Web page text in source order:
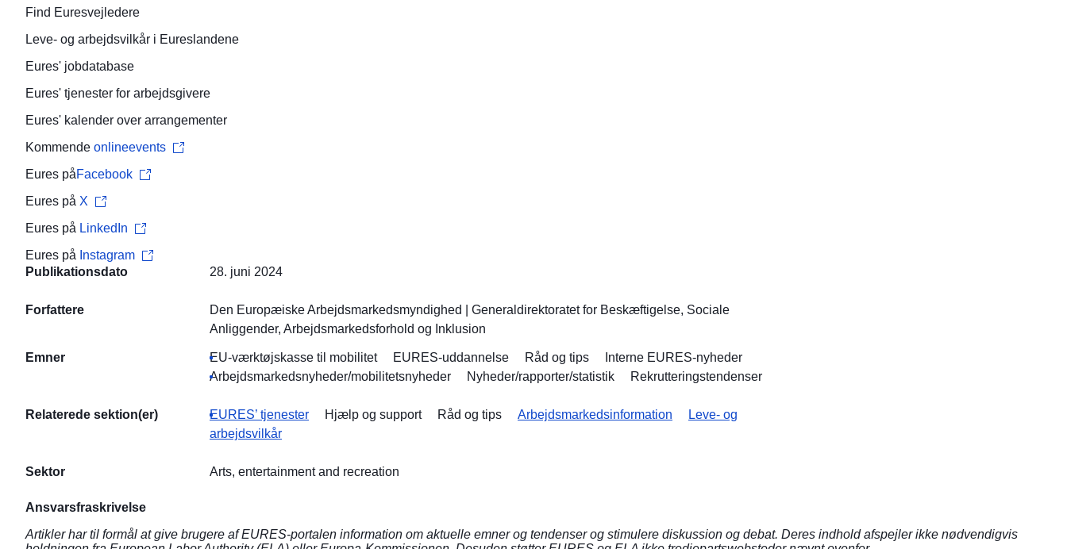
Find Euresvejledere
Leve- og arbejdsvilkår i Eureslandene
Eures' jobdatabase
Eures' tjenester for arbejdsgivere
Eures' kalender over arrangementer
Kommende onlineevents
Eures påFacebook
Eures på X
Eures på LinkedIn
Eures på Instagram
Publikationsdato
28. juni 2024
Forfattere Den Europæiske Arbejdsmarkedsmyndighed
Generaldirektoratet for Beskæftigelse, Sociale
Anliggender, Arbejdsmarkedsforhold og Inklusion
Emner EU-værktøjskasse til mobilitet EURES-uddannelse Råd og tips
Interne EURES-nyheder
Arbejdsmarkedsnyheder/mobilitetsnyheder
Nyheder/rapporter/statistik Rekrutteringstendenser
Relaterede sektion(er) EURES’ tjenester Hjælp og support Råd og tips Arbejdsmarkedsinformation
Leve- og
arbejdsvilkår
Sektor Arts, entertainment and recreation
Ansvarsfraskrivelse
Artikler har til formål at give brugere af EURES-portalen information om aktuelle emner og tendenser og stimulere diskussion og debat. Deres indhold afspejler ikke nødvendigvis